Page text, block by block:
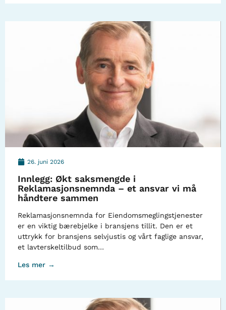
26. juni 2026
Innlegg: Økt saksmengde i
Reklamasjonsnemnda – et ansvar vi må
håndtere sammen
Reklamasjonsnemnda for Eiendomsmeglingstjenester
er en viktig bærebjelke i bransjens tillit. Den er et
uttrykk for bransjens selvjustis og vårt faglige ansvar,
et lavterskeltilbud som…
Les mer →